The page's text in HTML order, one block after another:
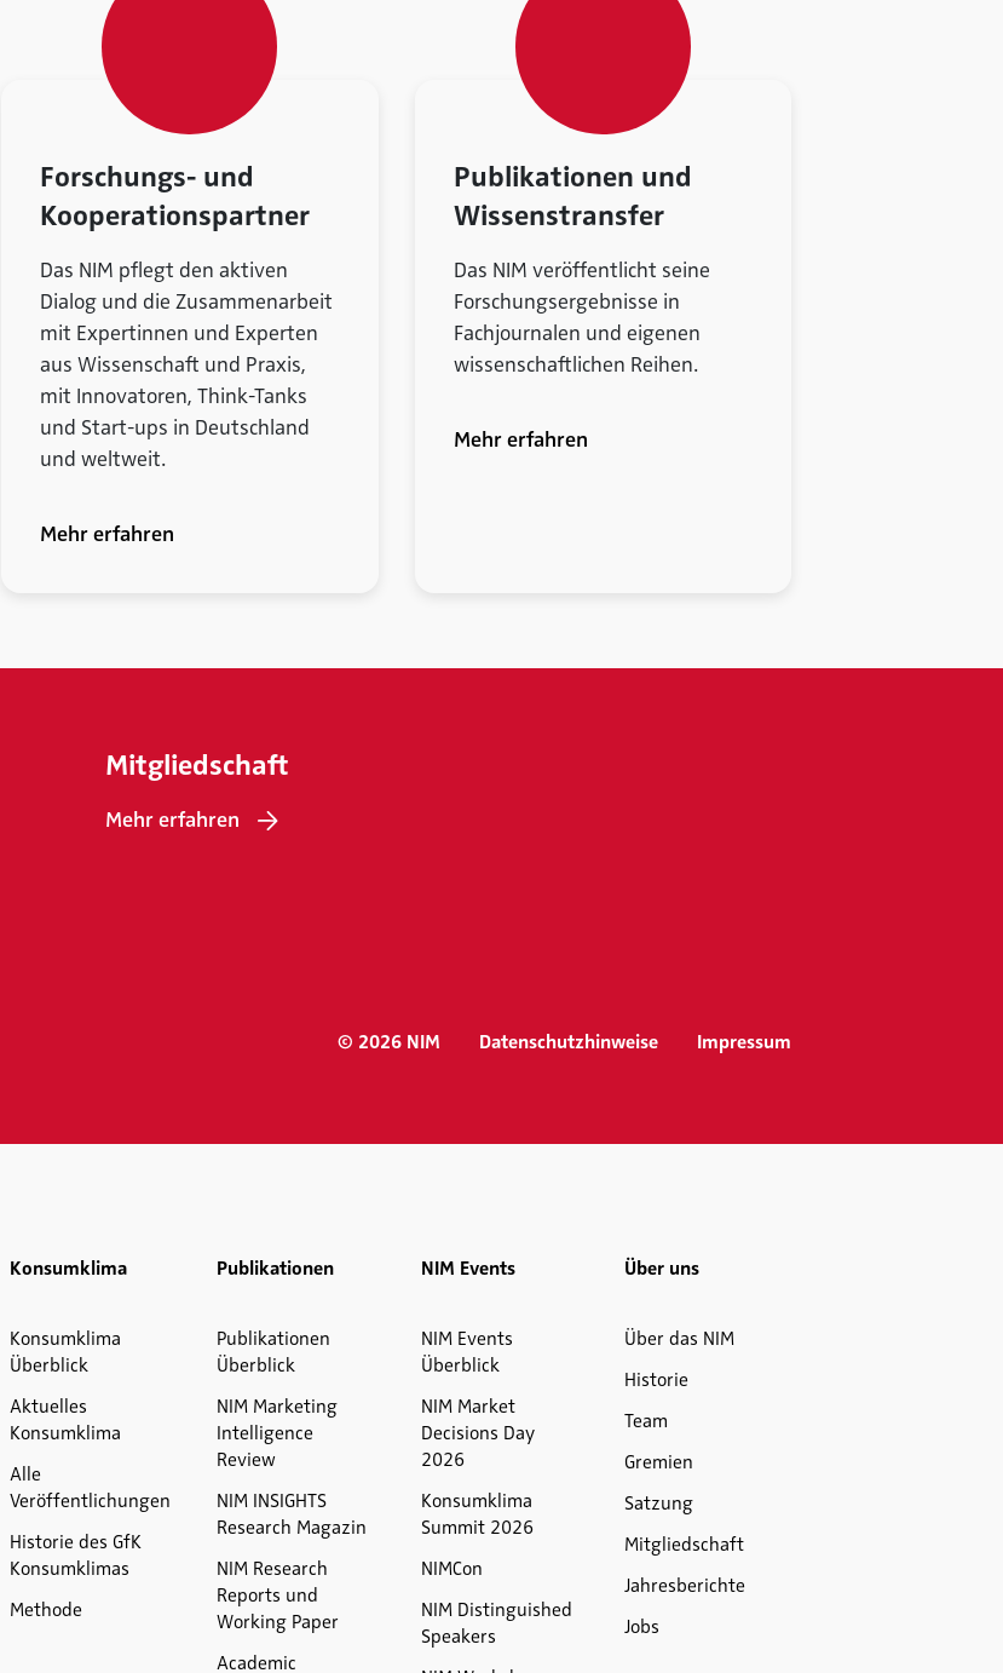
Forschungs- und
Kooperationspartner
Das NIM pflegt den aktiven
Dialog und die Zusammenarbeit
mit Expertinnen und Experten
aus Wissenschaft und Praxis,
mit Innovatoren, Think-Tanks
und Start-ups in Deutschland
und weltweit.
Mehr erfahren
Publikationen und
Wissenstransfer
Das NIM veröffentlicht seine
Forschungsergebnisse in
Fachjournalen und eigenen
wissenschaftlichen Reihen.
Mehr erfahren
Mitgliedschaft
Mehr erfahren
© 2026 NIM Datenschutzhinweise Impressum
Konsumklima
Konsumklima
Überblick
Aktuelles
Konsumklima
Alle
Veröffentlichungen
Historie des GfK
Konsumklimas
Methode
Publikationen
Publikationen
Überblick
NIM Marketing
Intelligence
Review
NIM INSIGHTS
Research Magazin
NIM Research
Reports und
Working Paper
Academic
NIM Events
NIM Events
Überblick
NIM Market
Decisions Day
2026
Konsumklima
Summit 2026
NIMCon
NIM Distinguished
Speakers
Über uns
Über das NIM
Historie
Team
Gremien
Satzung
Mitgliedschaft
Jahresberichte
Jobs